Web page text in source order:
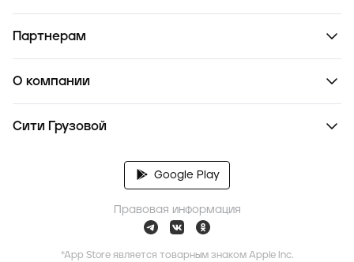
Партнерам
О компании
Сити Грузовой
Google Play
Правовая информация
*App Store является товарным знаком Apple Inc.